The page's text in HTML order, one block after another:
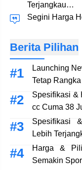
Terjangkau…
Segini Harga
Berita Pilihan
Launching
Tetap
Spesifikasi &
cc Cuma 38
Spesifikasi
Lebih
Harga &
Semakin